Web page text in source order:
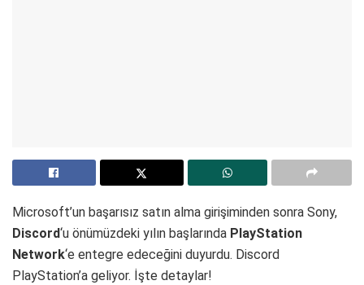
Microsoft’un başarısız satın alma girişiminden sonra Sony,
Discord‘u önümüzdeki yılın başlarında PlayStation
Network‘e entegre edeceğini duyurdu. Discord
PlayStation’a geliyor. İşte detaylar!